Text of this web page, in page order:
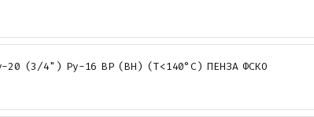
20 (3/4") Ру-16 ВР (ВН) (Т<140°С) ПЕНЗА ФСКО